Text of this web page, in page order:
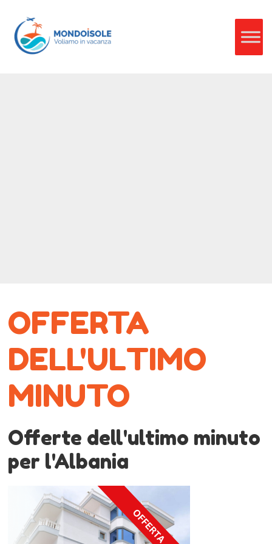
OFFERTA
DELL'ULTIMO
MINUTO
Offerte dell'ultimo minuto
per l'Albania